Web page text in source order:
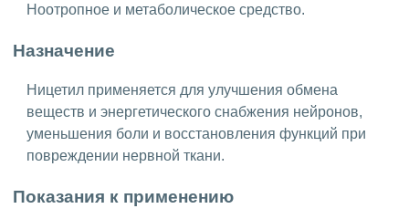
Ноотропное и метаболическое средство.
Назначение
Ницетил применяется для улучшения обмена
веществ и энергетического снабжения нейронов,
уменьшения боли и восстановления функций при
повреждении нервной ткани.
Показания к применению